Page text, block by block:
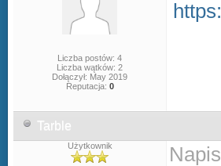
Liczba postów: 4
Liczba wątków: 2
Dołączył: May 2019
Reputacja: 0
Tarble
Użytkownik